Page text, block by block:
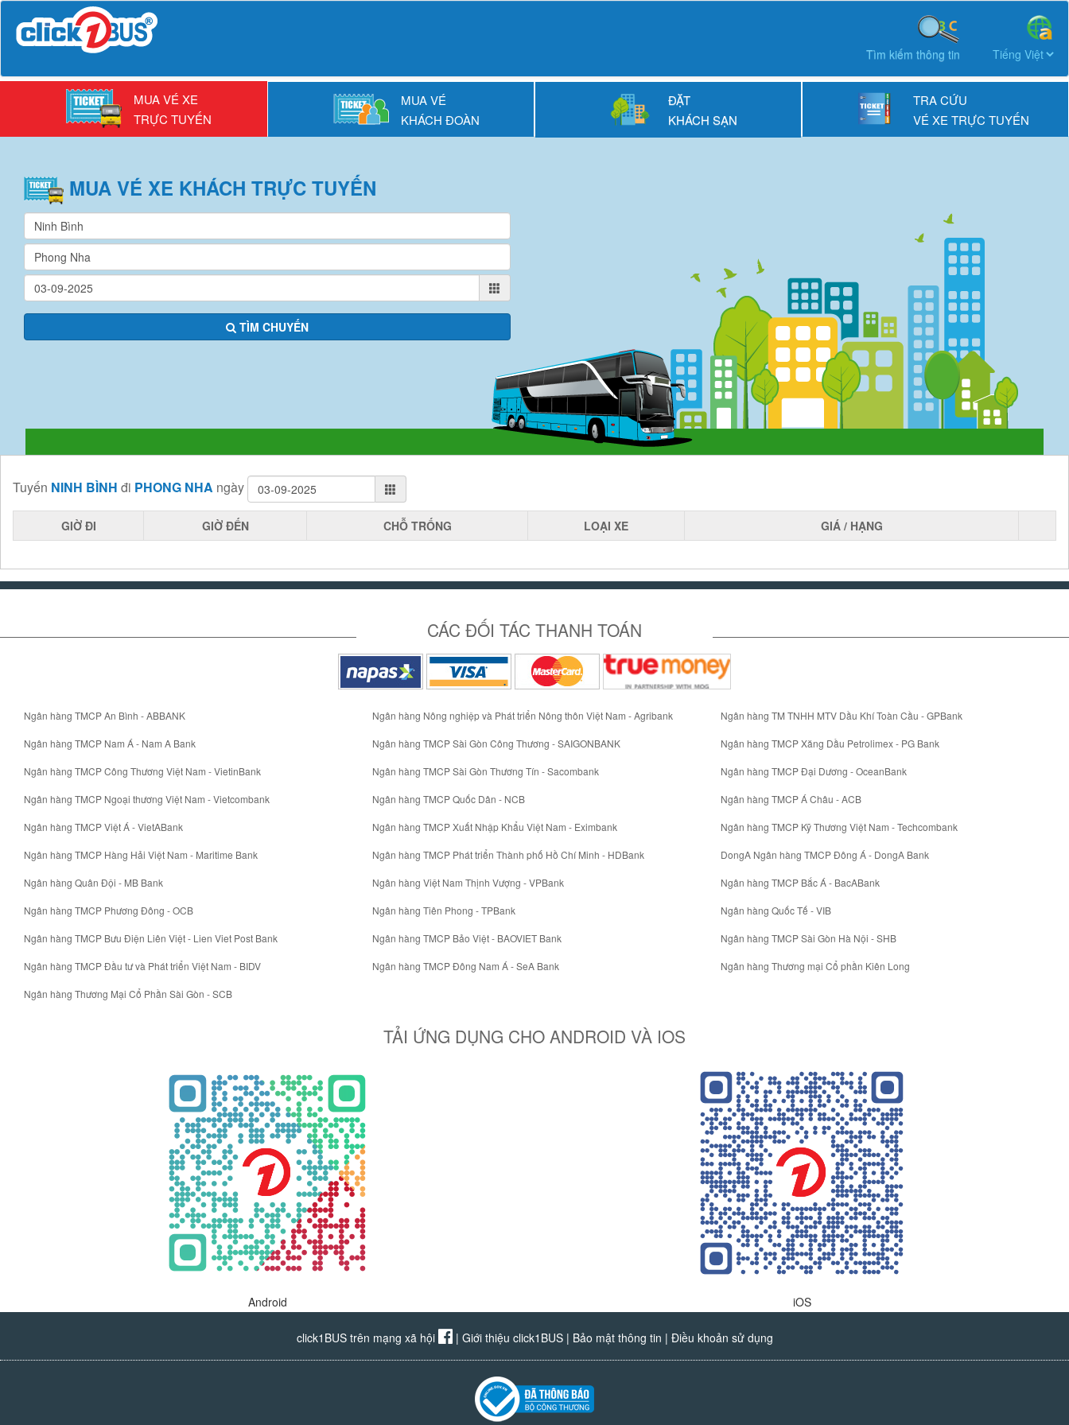
Tìm kiếm thông tin
MUA VÉ XE
TRỰC TUYẾN
MUA VÉ
KHÁCH ĐOÀN
ĐẶT
KHÁCH SẠN
TRA CỨU
VÉ XE TRỰC TUYẾN
MUA VÉ XE KHÁCH TRỰC TUYẾN
TÌM CHUYẾN
Tuyến NINH BÌNH đi PHONG NHA ngày
GIỜ ĐI GIỜ ĐẾN CHỖ TRỐNG LOẠI XE GIÁ / HẠNG
CÁC ĐỐI TÁC THANH TOÁN
Ngân hàng TMCP An Bình - ABBANK
Ngân hàng TMCP Nam Á - Nam A Bank
Ngân hàng TMCP Công Thương Việt Nam - VietinBank
Ngân hàng TMCP Ngoại thương Việt Nam - Vietcombank
Ngân hàng TMCP Việt Á - VietABank
Ngân hàng TMCP Hàng Hải Việt Nam - Maritime Bank
Ngân hàng Quân Đội - MB Bank
Ngân hàng TMCP Phương Đông - OCB
Ngân hàng TMCP Bưu Điện Liên Việt - Lien Viet Post Bank
Ngân hàng TMCP Đầu tư và Phát triển Việt Nam - BIDV
Ngân hàng Thương Mại Cổ Phần Sài Gòn - SCB
Ngân hàng Nông nghiệp và Phát triển Nông thôn Việt Nam - Agribank
Ngân hàng TMCP Sài Gòn Công Thương - SAIGONBANK
Ngân hàng TMCP Sài Gòn Thương Tín - Sacombank
Ngân hàng TMCP Quốc Dân - NCB
Ngân hàng TMCP Xuất Nhập Khẩu Việt Nam - Eximbank
Ngân hàng TMCP Phát triển Thành phố Hồ Chí Minh - HDBank
Ngân hàng Việt Nam Thịnh Vượng - VPBank
Ngân hàng Tiên Phong - TPBank
Ngân hàng TMCP Bảo Việt - BAOVIET Bank
Ngân hàng TMCP Đông Nam Á - SeA Bank
Ngân hàng TM TNHH MTV Dầu Khí Toàn Cầu - GPBank
Ngân hàng TMCP Xăng Dầu Petrolimex - PG Bank
Ngân hàng TMCP Đại Dương - OceanBank
Ngân hàng TMCP Á Châu - ACB
Ngân hàng TMCP Kỹ Thương Việt Nam - Techcombank
DongA Ngân hàng TMCP Đông Á - DongA Bank
Ngân hàng TMCP Bắc Á - BacABank
Ngân hàng Quốc Tế - VIB
Ngân hàng TMCP Sài Gòn Hà Nội - SHB
Ngân hàng Thương mại Cổ phần Kiên Long
TẢI ỨNG DỤNG CHO ANDROID VÀ IOS
Android iOS
click1BUS trên mạng xã hội | Giới thiệu click1BUS| Bảo mật thông tin | Điều khoản sử dụng